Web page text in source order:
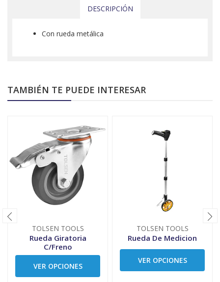
DESCRIPCIÓN
Con rueda metálica
TAMBIÉN TE PUEDE INTERESAR
TOLSEN TOOLS
Rueda Giratoria
C/Freno
VER OPCIONES
TOLSEN TOOLS
Rueda De Medicion
VER OPCIONES